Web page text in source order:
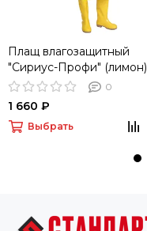
Плащ влагозащитный
"Сириус-Профи" (лимон)
0
1 660 ₽
Выбрать